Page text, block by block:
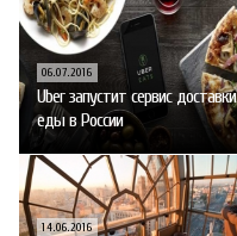
06.07.2016
Uber запустит сервис доставки
еды в России
14.06.2016